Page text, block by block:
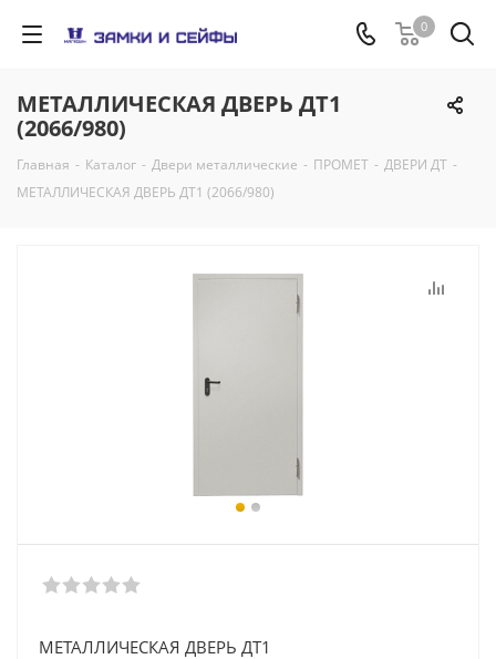
0
МЕТАЛЛИЧЕСКАЯ ДВЕРЬ ДТ1
(2066/980)
Главная - Каталог - Двери металлические - ПРОМЕТ - ДВЕРИ ДТ -
МЕТАЛЛИЧЕСКАЯ ДВЕРЬ ДТ1 (2066/980)
МЕТАЛЛИЧЕСКАЯ ДВЕРЬ ДТ1